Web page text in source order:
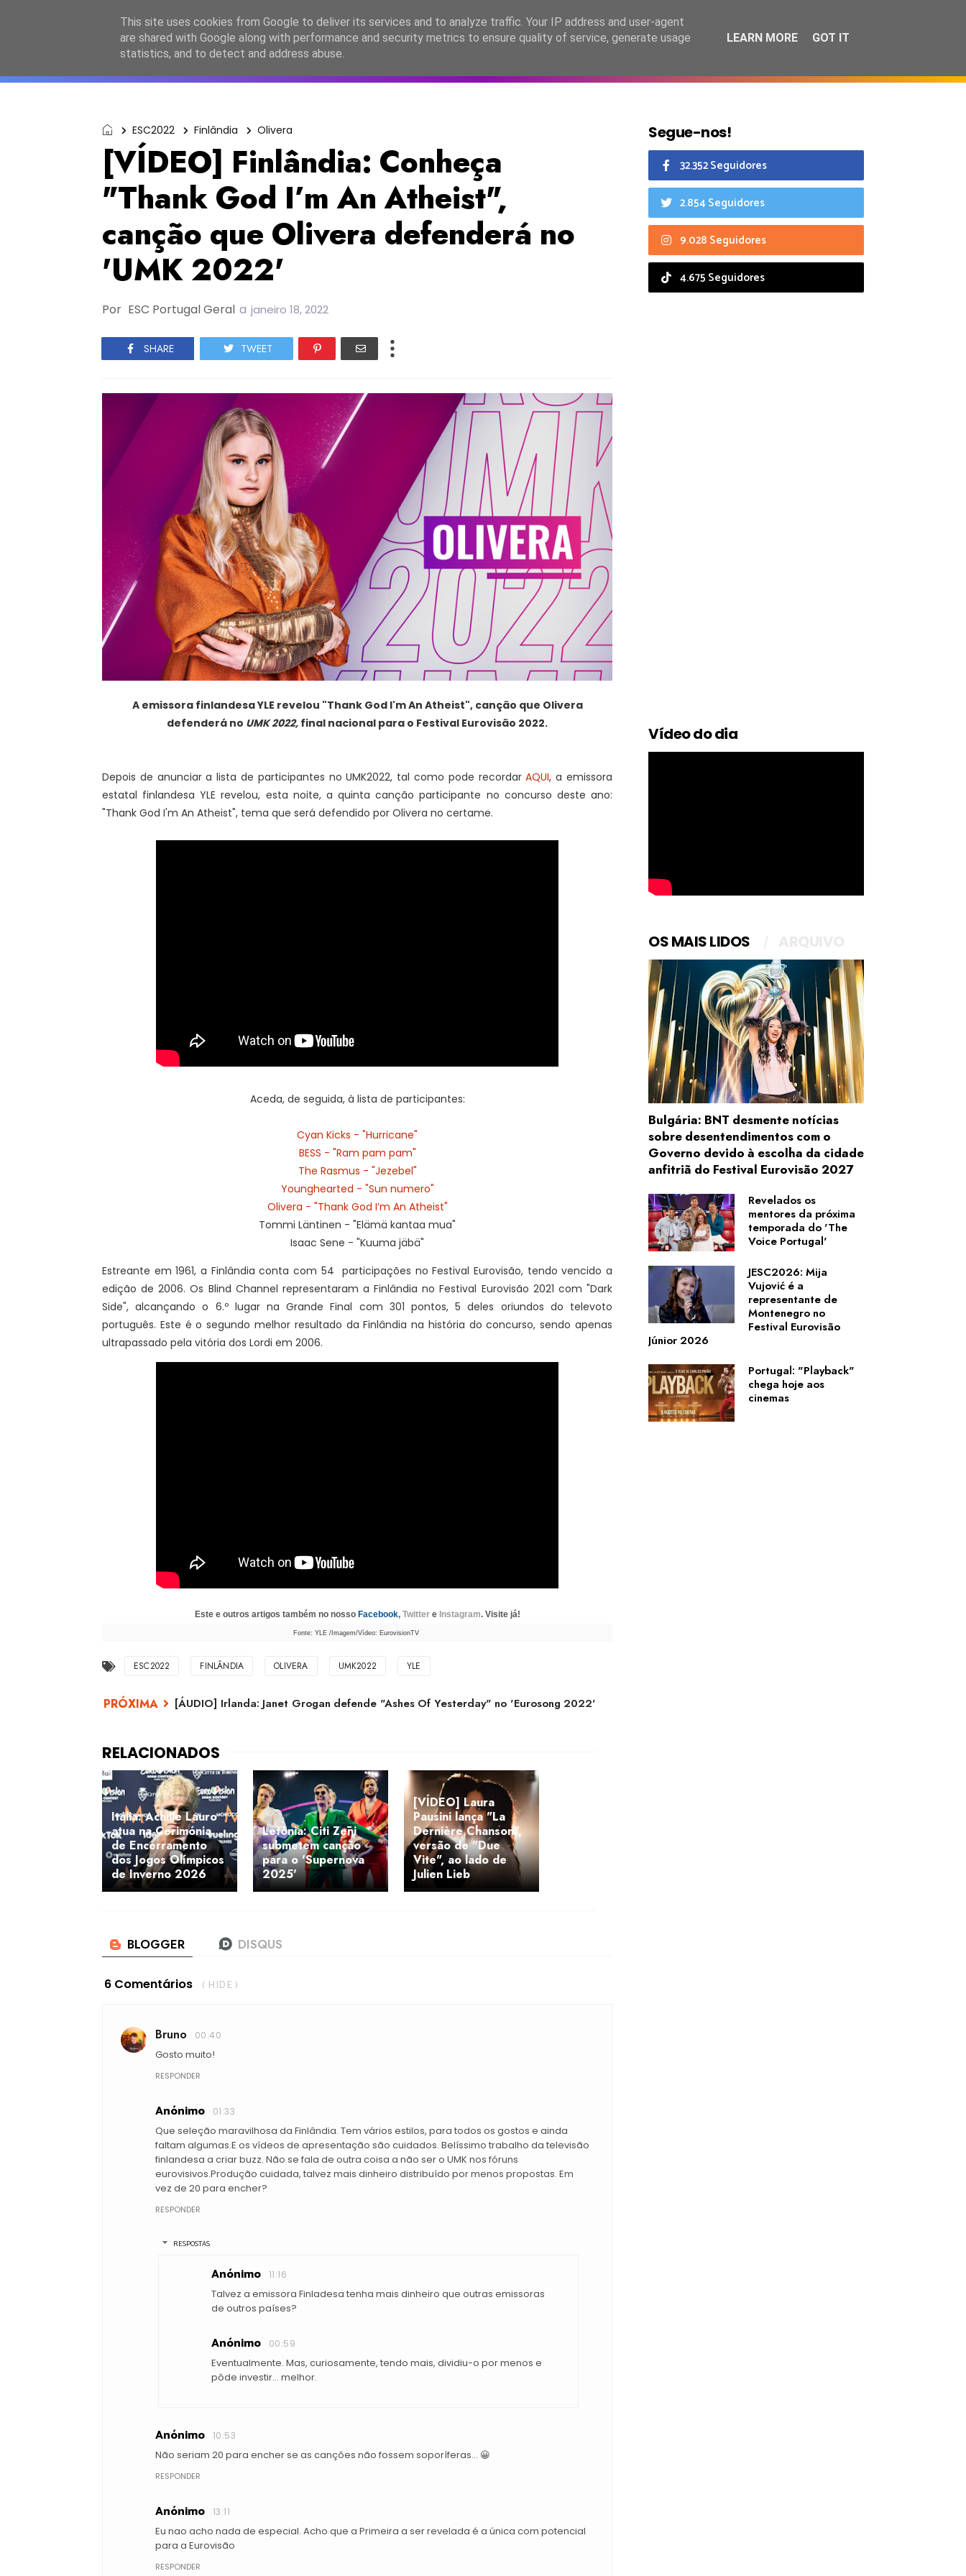
ESC2027 JESC2026 FC2026 EASC2026 PORTUGAL LANÇAMENTOS ESPECIAIS CALENDÁRIO
ESC2022 Finlândia Olivera
[VÍDEO] Finlândia: Conheça
"Thank God I’m An Atheist",
canção que Olivera defenderá no
'UMK 2022'
Por ESC Portugal Geral a janeiro 18, 2022
SHARE TWEET
A emissora finlandesa YLE revelou "Thank God I'm An Atheist", canção que Olivera
defenderá no UMK 2022, final nacional para o Festival Eurovisão 2022.
Depois de anunciar a lista de participantes no UMK2022, tal como pode recordarAQUI, a emissora
estatal finlandesa YLE revelou, esta noite, a quinta canção participante no concurso deste ano:
"Thank God I'm An Atheist", tema que será defendido por Olivera no certame.
Aceda, de seguida, à lista de participantes:
Cyan Kicks - "Hurricane"
BESS - "Ram pam pam"
The Rasmus - "Jezebel"
Younghearted - "Sun numero"
Olivera - "Thank God I’m An Atheist"
Tommi Läntinen - "Elämä kantaa mua"
Isaac Sene - "Kuuma jäbä"
Estreante em 1961, a Finlândia conta com 54 participações no Festival Eurovisão, tendo vencido a
edição de 2006. Os Blind Channel representaram a Finlândia no Festival Eurovisão 2021 com "Dark
Side", alcançando o 6.º lugar na Grande Final com 301 pontos, 5 deles oriundos do televoto
português. Este é o segundo melhor resultado da Finlândia na história do concurso, sendo apenas
ultrapassado pela vitória dos Lordi em 2006.
Este e outros artigos também no nosso Facebook, Twittere Instagram. Visite já!
Fonte: YLE /Imagem/Vídeo: EurovisionTV
ESC2022 FINLÂNDIA OLIVERA UMK2022 YLE
[ÁUDIO] Irlanda: Janet Grogan defende "Ashes Of Yesterday" no 'Eurosong 2022'
Itália: Achille Lauro
atua na Cerimónia
de Encerramento
dos Jogos Olímpicos
de Inverno 2026
Letónia: Citi Zēni
submetem canção
para o 'Supernova
2025'
[VÍDEO] Laura
Pausini lança "La
Dernière Chanson",
versão de "Due
Vite", ao lado de
Julien Lieb
6 Comentários ( HIDE )
Bruno 00:40
Gosto muito!
RESPONDER
Anónimo 01:33
Que seleção maravilhosa da Finlândia. Tem vários estilos, para todos os gostos e ainda
faltam algumas.E os vídeos de apresentação são cuidados. Belíssimo trabalho da televisão
finlandesa a criar buzz. Não se fala de outra coisa a não ser o UMK nos fóruns
eurovisivos.Produção cuidada, talvez mais dinheiro distribuído por menos propostas. Em
vez de 20 para encher?
RESPONDER
RESPOSTAS
Anónimo 11:16
Talvez a emissora Finladesa tenha mais dinheiro que outras emissoras
de outros países?
Anónimo 00:59
Eventualmente. Mas, curiosamente, tendo mais, dividiu-o por menos e
pôde investir... melhor.
Anónimo 10:53
Não seriam 20 para encher se as canções não fossem soporíferas... 😀
RESPONDER
Anónimo 13:11
Eu nao acho nada de especial. Acho que a Primeira a ser revelada é a única com potencial
para a Eurovisão
RESPONDER
Segue-nos!
32.352 Seguidores
2.854 Seguidores
9.028 Seguidores
4.675 Seguidores
Vídeo do dia
OS MAIS LIDOS
Bulgária: BNT desmente notícias
sobre desentendimentos com o
Governo devido à escolha da cidade
anfitriã do Festival Eurovisão 2027
Revelados os
mentores da próxima
temporada do 'The
Voice Portugal'
JESC2026: Mija
Vujović é a
representante de
Montenegro no
Festival Eurovisão
Júnior 2026
Portugal: "Playback"
chega hoje aos
cinemas
This site uses cookies from Google to deliver its services and to analyze traffic. Your IP address and user-agent
are shared with Google along with performance and security metrics to ensure quality of service, generate usage
statistics, and to detect and address abuse.
LEARN MORE GOT IT